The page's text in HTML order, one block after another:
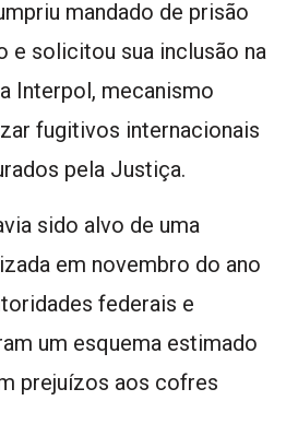
mandado de prisão
e solicitou sua inclusão na
Interpol, mecanismo
fugitivos internacionais
pela Justiça.
sido alvo de uma
em novembro do ano
federais e
um esquema estimado
prejuízos aos cofres